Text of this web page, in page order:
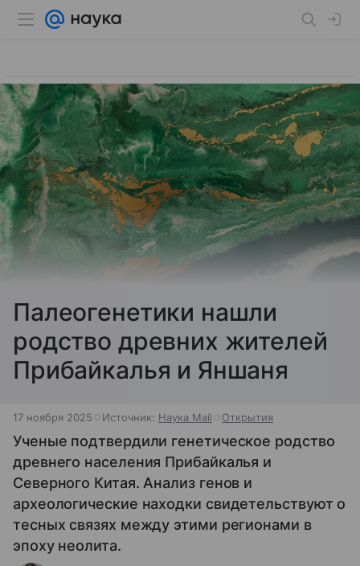
Палеогенетики нашли
родство древних жителей
Прибайкалья и Яншаня
17 ноября 2025 Источник: Наука Mail Открытия
Ученые подтвердили генетическое родство
древнего населения Прибайкалья и
Северного Китая. Анализ генов и
археологические находки свидетельствуют о
тесных связях между этими регионами в
эпоху неолита.